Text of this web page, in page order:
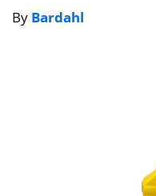
By Bardahl